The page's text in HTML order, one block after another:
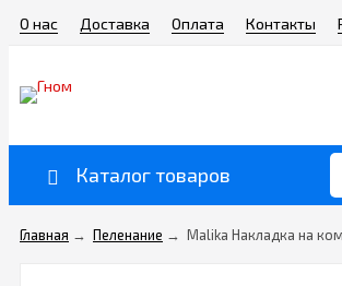
О нас Доставка Оплата Контакты
Каталог товаров
Главная → Пеленание → Malika Накладка на